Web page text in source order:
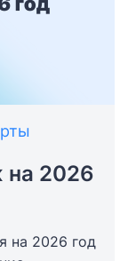
на 2026
на 2026 год